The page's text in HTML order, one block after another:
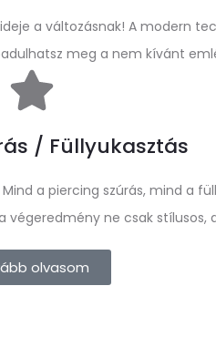
a változásnak! A modern
meg a nem kívánt
/ Füllyukasztás
a piercing szúrás, mind a
ne csak stílusos,
olvasom